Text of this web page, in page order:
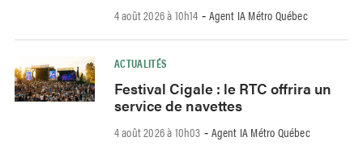
4 août 2026 à 10h14 - Agent IA Métro Québec
ACTUALITÉS
Festival Cigale : le RTC offrira un
service de navettes
4 août 2026 à 10h03 - Agent IA Métro Québec